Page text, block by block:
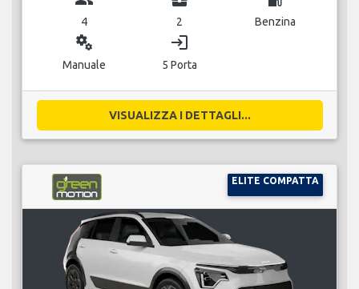
4 2 Benzina
miscellaneous_services
Manuale
login
5 Porta
VISUALIZZA I DETTAGLI...
ELITE COMPATTA